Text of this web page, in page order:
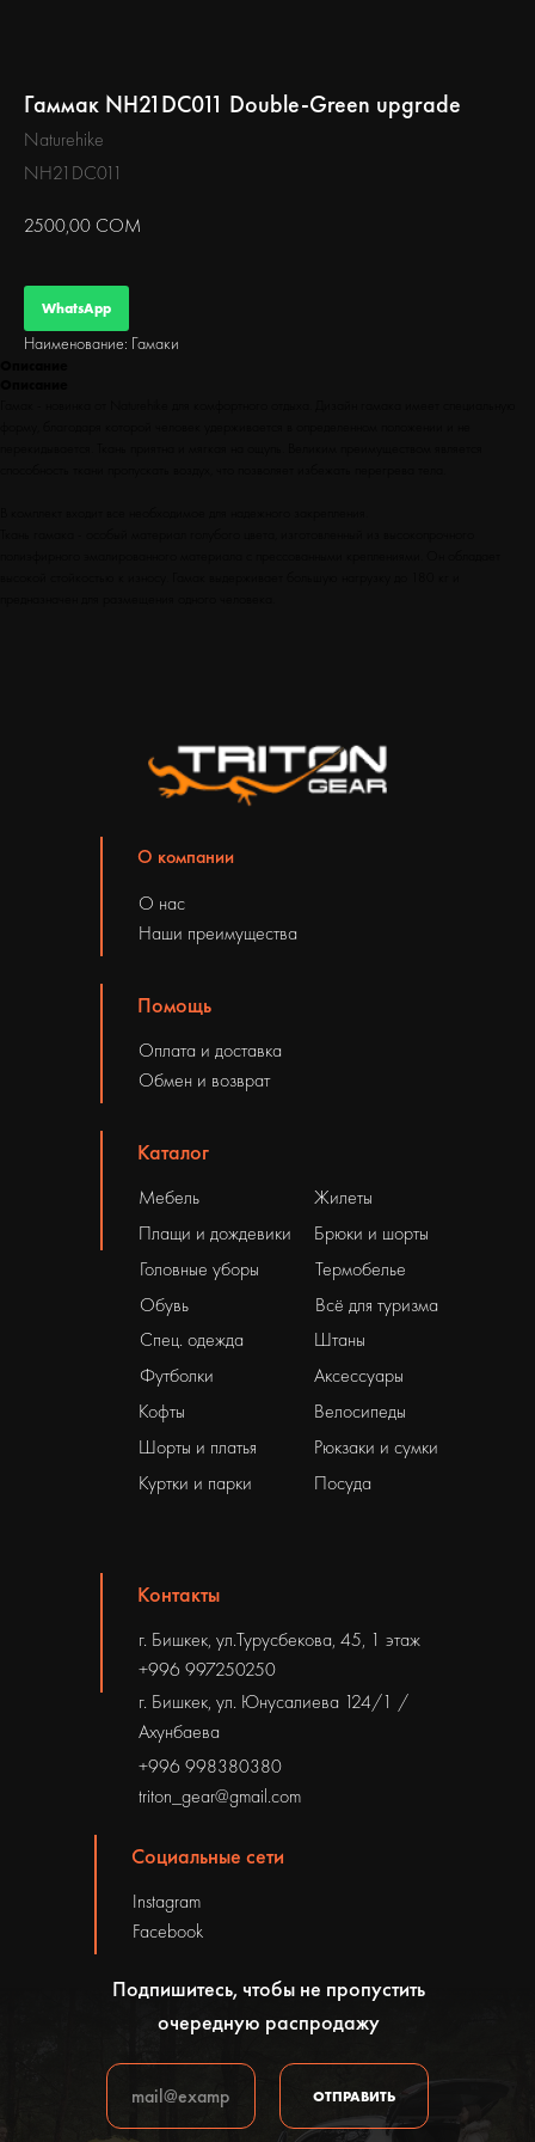
Гаммак NH21DC011 Double-Green upgrade
Naturehike
NH21DC011
2500,00 СОМ
WhatsApp
Наименование: Гамаки
Подпишитесь, чтобы не пропустить
очередную распродажу
ОТПРАВИТЬ
О компании
О нас
Наши преимущества
Помощь
Оплата и доставка
Обмен и возврат
Контакты
г. Бишкек, ул.Турусбекова, 45, 1 этаж
г. Бишкек, ул. Юнусалиева 124/1 /
Ахунбаева
+996 998380380
triton_gear@gmail.com
+996 997250250
Жилеты
Каталог
Плащи и дождевики
Головные уборы
Обувь
Штаны
Рюкзаки и сумки
Мебель
Брюки и шорты
Термобелье
Всё для туризма
Велосипеды
Аксессуары
Спец. одежда
Футболки
Куртки и парки
Кофты
Шорты и платья
Посуда
Социальные сети
Instagram
Facebook